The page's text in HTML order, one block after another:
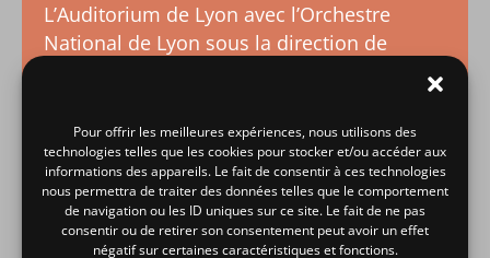
Pour offrir les meilleures expériences, nous utilisons des
technologies telles que les cookies pour stocker et/ou accéder aux
informations des appareils. Le fait de consentir à ces technologies
nous permettra de traiter des données telles que le comportement
de navigation ou les ID uniques sur ce site. Le fait de ne pas
consentir ou de retirer son consentement peut avoir un effet
négatif sur certaines caractéristiques et fonctions.
L’Auditorium de Lyon avec l’Orchestre
National de Lyon sous la direction de
collaboration avec le Centre National du
Cinéma et de l’Image Animée (CNC).
Éditions Musicales Artchipel